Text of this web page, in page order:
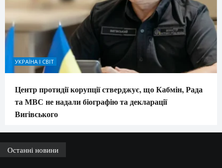
УКРАЇНА І СВІТ
Центр протидії корупції стверджує, що Кабмін, Рада
та МВС не надали біографію та декларації
Вигівського
Останні новини